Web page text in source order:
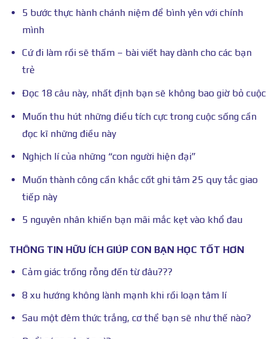
5 bước thực hành chánh niệm để bình yên với chính
mình
Cứ đi làm rồi sẽ thấm – bài viết hay dành cho các bạn
trẻ
Đọc 18 câu này, nhất định bạn sẽ không bao giờ bỏ cuộc
Muốn thu hút những điều tích cực trong cuộc sống cần
đọc kĩ những điều này
Nghịch lí của những “con người hiện đại”
Muốn thành công cần khắc cốt ghi tâm 25 quy tắc giao
tiếp này
5 nguyên nhân khiến bạn mãi mắc kẹt vào khổ đau
THÔNG TIN HỮU ÍCH GIÚP CON BẠN HỌC TỐT HƠN
Cảm giác trống rỗng đến từ đâu???
8 xu hướng không lành mạnh khi rồi loạn tâm lí
Sau một đêm thức trắng, cơ thể bạn sẽ như thế nào?